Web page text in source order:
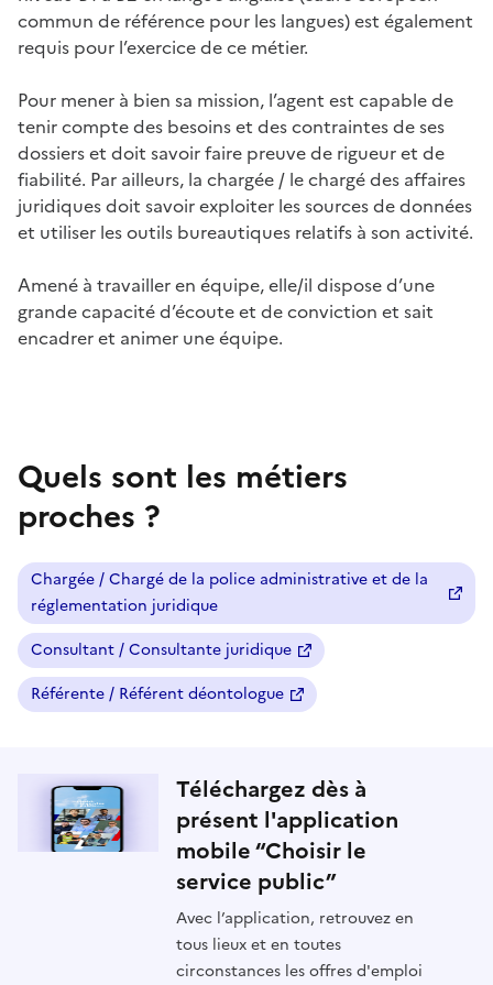
commun de référence pour les langues) est également
requis pour l’exercice de ce métier.
Pour mener à bien sa mission, l’agent est capable de
tenir compte des besoins et des contraintes de ses
dossiers et doit savoir faire preuve de rigueur et de
fiabilité. Par ailleurs, la chargée / le chargé des affaires
juridiques doit savoir exploiter les sources de données
et utiliser les outils bureautiques relatifs à son activité.
Amené à travailler en équipe, elle/il dispose d’une
grande capacité d’écoute et de conviction et sait
encadrer et animer une équipe.
Quels sont les métiers
proches ?
Chargée / Chargé de la police administrative et de la
réglementation juridique
Consultant / Consultante juridique
Référente / Référent déontologue
Téléchargez dès à
présent l'application
mobile “Choisir le
service public”
Avec l’application, retrouvez en
tous lieux et en toutes
circonstances les offres d'emploi